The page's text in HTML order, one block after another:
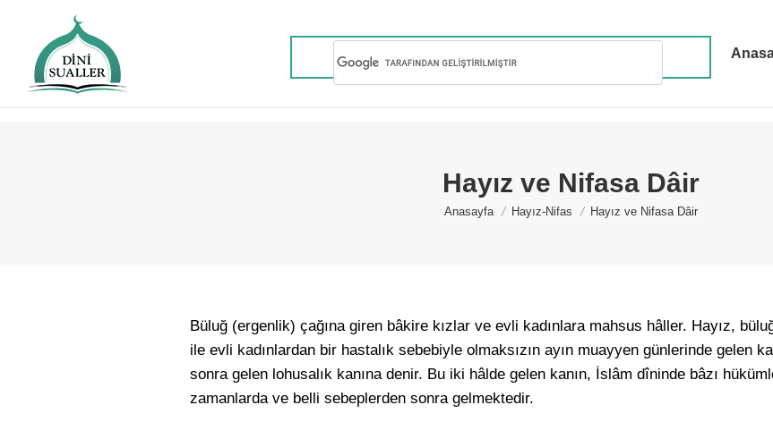
Hayız ve Nifasa Dâir
You are here:
Anasayfa Hayız-Nifas Hayız ve Nifasa Dâir
Büluğ (ergenlik) çağına giren bâkire kızlar ve evli kadınlara mahsus hâller. Hayız,
ile evli kadınlardan bir hastalık sebebiyle olmaksızın ayın muayyen günlerinde gelen
sonra gelen lohusalık kanına denir. Bu iki hâlde gelen kanın, İslâm dîninde bâzı
zamanlarda ve belli sebeplerden sonra gelmektedir.